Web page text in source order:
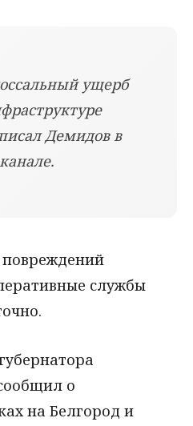
ущерб
Демидов в
службы
о
на Белгород и